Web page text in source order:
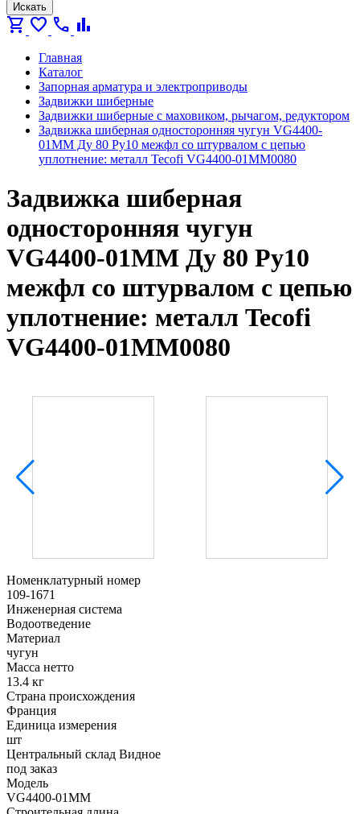
Искать
shopping_cart favorite call bar_chart
Главная
Каталог
Запорная арматура и электроприводы
Задвижки шиберные
Задвижки шиберные с маховиком, рычагом, редуктором
Задвижка шиберная односторонняя чугун VG4400-
01MM Ду 80 Ру10 межфл со штурвалом с цепью
уплотнение: металл Tecofi VG4400-01MM0080
Задвижка шиберная
односторонняя чугун
VG4400-01MM Ду 80 Ру10
межфл со штурвалом с цепью
уплотнение: металл Tecofi
VG4400-01MM0080
Номенклатурный номер
109-1671
Инженерная система
Водоотведение
Материал
чугун
Масса нетто
13.4 кг
Страна происхождения
Франция
Единица измерения
шт
Центральный склад Видное
под заказ
Модель
VG4400-01MM